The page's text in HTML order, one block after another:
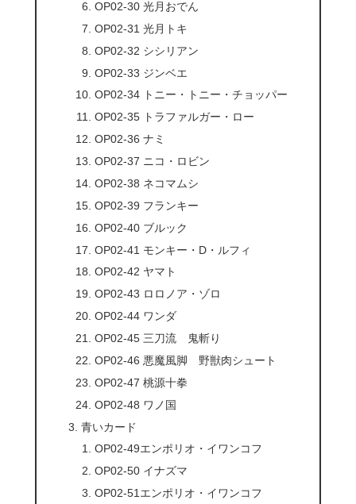
OP02-30 光月おでん
OP02-31 光月トキ
OP02-32 シシリアン
OP02-33 ジンベエ
OP02-34 トニー・トニー・チョッパー
OP02-35 トラファルガー・ロー
OP02-36 ナミ
OP02-37 ニコ・ロビン
OP02-38 ネコマムシ
OP02-39 フランキー
OP02-40 ブルック
OP02-41 モンキー・D・ルフィ
OP02-42 ヤマト
OP02-43 ロロノア・ゾロ
OP02-44 ワンダ
OP02-45 三刀流 鬼斬り
OP02-46 悪魔風脚 野獣肉シュート
OP02-47 桃源十拳
OP02-48 ワノ国
青いカード
OP02-49エンポリオ・イワンコフ
OP02-50 イナズマ
OP02-51エンポリオ・イワンコフ